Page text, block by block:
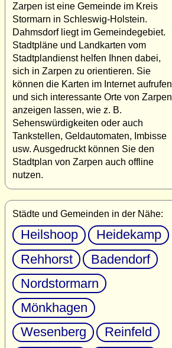
Zarpen ist eine Gemeinde im Kreis
Stormarn in Schleswig-Holstein.
Dahmsdorf liegt im Gemeindegebiet.
Stadtpläne und Landkarten vom
Stadtplandienst helfen Ihnen dabei,
sich in Zarpen zu orientieren. Sie
können die Karten im Internet aufrufen
und sich interessante Orte von Zarpen
anzeigen lassen, wie z. B.
Sehenswürdigkeiten oder auch
Tankstellen, Geldautomaten, Imbisse
usw. Ausgedruckt können Sie den
Stadtplan von Zarpen auch offline
nutzen.
Städte und Gemeinden in der Nähe:
Heilshoop
Heidekamp
Rehhorst
Badendorf
Nordstormarn
Mönkhagen
Wesenberg
Reinfeld